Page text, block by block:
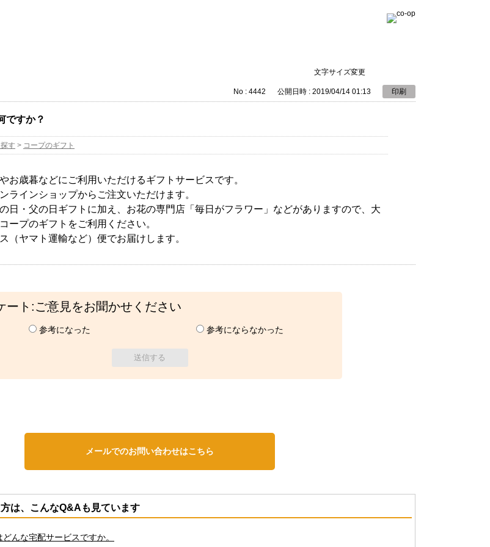
文字サイズ変更
No : 4442 公開日時 : 2019/04/14 01:13 印刷
ですか？
す > コープのギフト
お歳暮などにご利用いただけるギフトサービスです。
ラインショップからご注文いただけます。
日・父の日ギフトに加え、お花の専門店「毎日がフラワー」などがありますので、大
ープのギフトをご利用ください。
（ヤマト運輸など）便でお届けします。
ート:ご意見をお聞かせください
参考になった 参考にならなかった
メールでのお問い合わせはこちら
は、こんなQ&Aも見ています
んな宅配サービスですか。